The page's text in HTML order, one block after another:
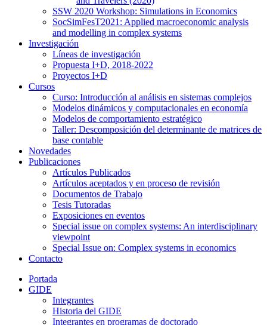
SSW 2020 Workshop: Simulations in Economics
SocSimFesT2021: Applied macroeconomic analysis
and modelling in complex systems
Investigación
Líneas de investigación
Propuesta I+D, 2018-2022
Proyectos I+D
Cursos
Curso: Introducción al análisis en sistemas complejos
Modelos dinámicos y computacionales en economía
Modelos de comportamiento estratégico
Taller: Descomposición del determinante de matrices de
base contable
Novedades
Publicaciones
Artículos Publicados
Artículos aceptados y en proceso de revisión
Documentos de Trabajo
Tesis Tutoradas
Exposiciones en eventos
Special issue on complex systems: An interdisciplinary
viewpoint
Special Issue on: Complex systems in economics
Contacto
Portada
GIDE
Integrantes
Historia del GIDE
Integrantes en programas de doctorado